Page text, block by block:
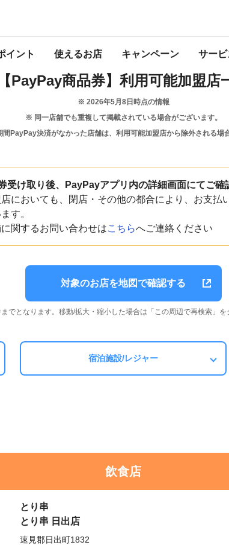
イント 使えるお店 キャンペーン サー
大分県 日出町
【PayPay商品券】利用可能加盟店
※ 2026年5月8日 時点の情報
※ 同一店舗でも重複して掲載されている場合がございます。
PayPay決済がなかった店舗は、利用可能加盟店から除外される場
受け取り後、PayPayアプリ内の詳細画面にてご確
においても、閉店・その他の都合により、お支払
す。
関するお問い合わせはこちらへご連絡ください
対象のお店を地図で確認する
でとなります。移動/拡大・縮小した場合は「この周辺で再検索」を
宿泊施設/レジャー
飲食店
とり串
とり串 日出店
速見郡日出町1832